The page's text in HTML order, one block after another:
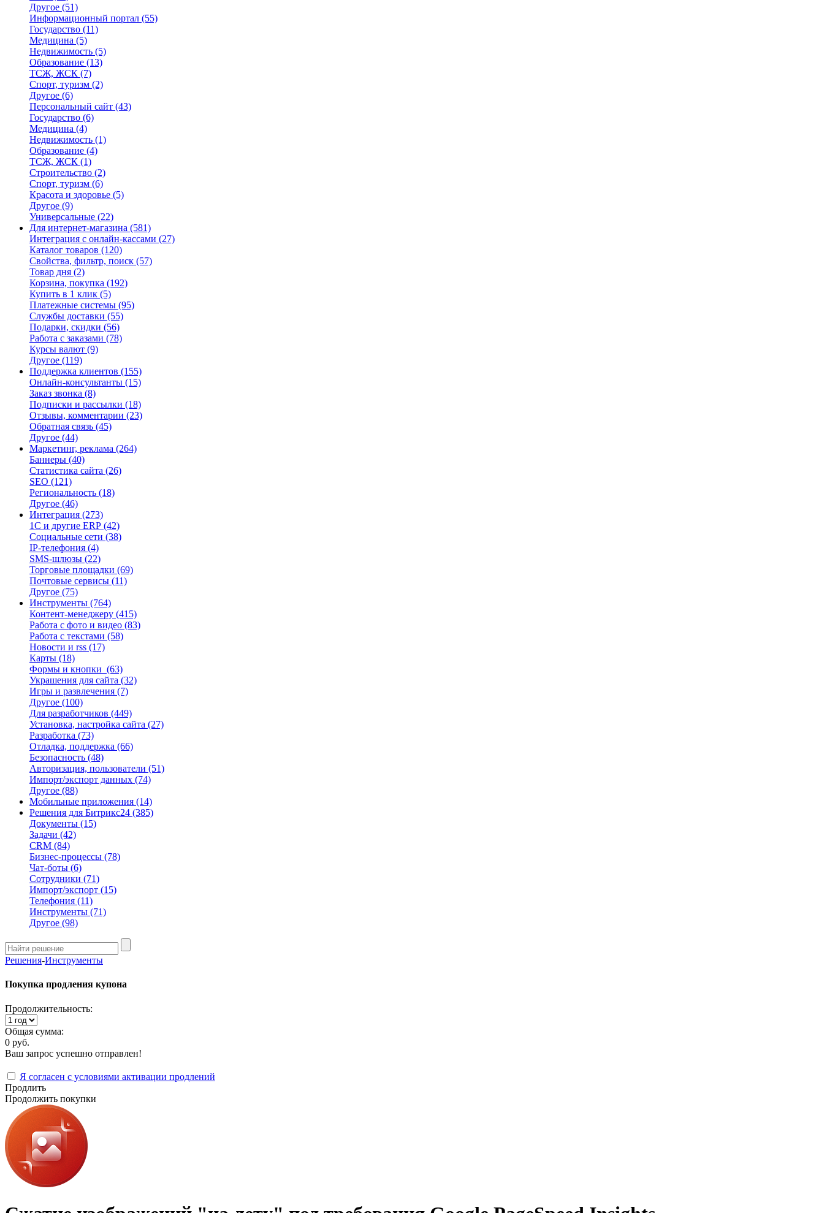
Другое (51)
Информационный портал (55)
Государство (11)
Медицина (5)
Недвижимость (5)
Образование (13)
ТСЖ, ЖСК (7)
Спорт, туризм (2)
Другое (6)
Персональный сайт (43)
Государство (6)
Медицина (4)
Недвижимость (1)
Образование (4)
ТСЖ, ЖСК (1)
Строительство (2)
Спорт, туризм (6)
Красота и здоровье (5)
Другое (9)
Универсальные (22)
Для интернет-магазина (581)
Интеграция с онлайн-кассами (27)
Каталог товаров (120)
Свойства, фильтр, поиск (57)
Товар дня (2)
Корзина, покупка (192)
Купить в 1 клик (5)
Платежные системы (95)
Службы доставки (55)
Подарки, скидки (56)
Работа с заказами (78)
Курсы валют (9)
Другое (119)
Поддержка клиентов (155)
Онлайн-консультанты (15)
Заказ звонка (8)
Подписки и рассылки (18)
Отзывы, комментарии (23)
Обратная связь (45)
Другое (44)
Маркетинг, реклама (264)
Баннеры (40)
Статистика сайта (26)
SEO (121)
Региональность (18)
Другое (46)
Интеграция (273)
1С и другие ERP (42)
Социальные сети (38)
IP-телефония (4)
SMS-шлюзы (22)
Торговые площадки (69)
Почтовые сервисы (11)
Другое (75)
Инструменты (764)
Контент-менеджеру (415)
Работа с фото и видео (83)
Работа с текстами (58)
Новости и rss (17)
Карты (18)
Формы и кнопки (63)
Украшения для сайта (32)
Игры и развлечения (7)
Другое (100)
Для разработчиков (449)
Установка, настройка сайта (27)
Разработка (73)
Отладка, поддержка (66)
Безопасность (48)
Авторизация, пользователи (51)
Импорт/экспорт данных (74)
Другое (88)
Мобильные приложения (14)
Решения для Битрикс24 (385)
Документы (15)
Задачи (42)
CRM (84)
Бизнес-процессы (78)
Чат-боты (6)
Сотрудники (71)
Импорт/экспорт (15)
Телефония (11)
Инструменты (71)
Другое (98)
Решения-Инструменты
Покупка продления купона
Продолжительность:
Общая сумма:
0 руб.
Ваш запрос успешно отправлен!
Я согласен с условиями активации продлений
Продлить
Продолжить покупки